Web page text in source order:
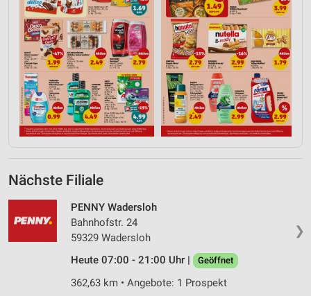
Nächste Filiale
❯
PENNY Wadersloh
Bahnhofstr. 24
59329 Wadersloh
Heute 07:00 - 21:00 Uhr |
Geöffnet
362,63 km • Angebote: 1 Prospekt